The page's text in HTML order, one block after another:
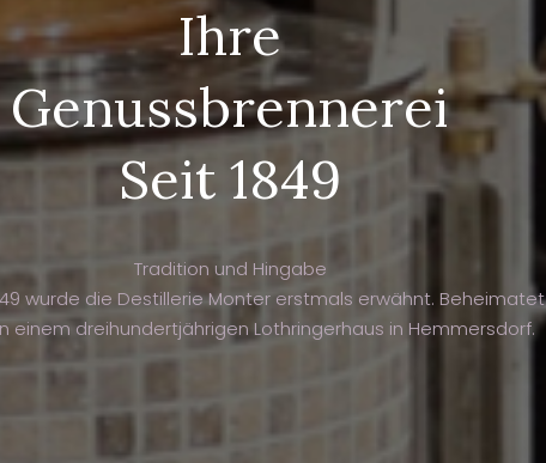
Ihre
Genussbrennerei
Seit 1849
Tradition und Hingabe
wurde die Destillerie Monter erstmals erwähnt. Beheimatet
einem dreihundertjährigen Lothringerhaus in Hemmersdorf.